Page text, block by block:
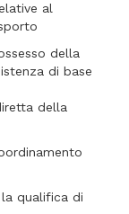
al
della
di base
della
qualifica di